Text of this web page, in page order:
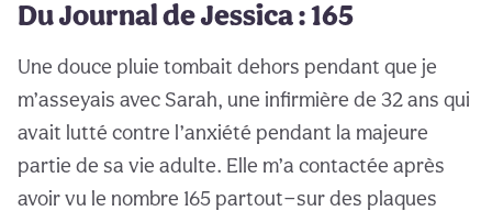
Du Journal de Jessica : 165
Une douce pluie tombait dehors pendant que je
m’asseyais avec Sarah, une infirmière de 32 ans qui
avait lutté contre l’anxiété pendant la majeure
partie de sa vie adulte. Elle m’a contactée après
avoir vu le nombre 165 partout—sur des plaques